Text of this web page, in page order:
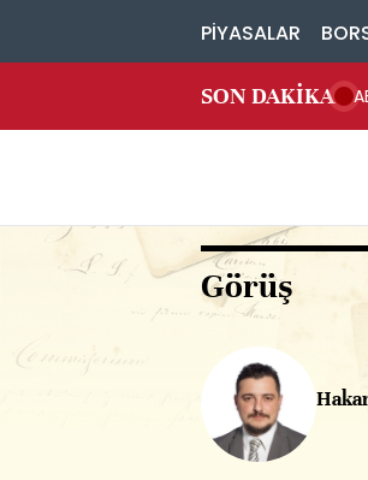
PİYASALAR
SON DAKİKA
Görüş